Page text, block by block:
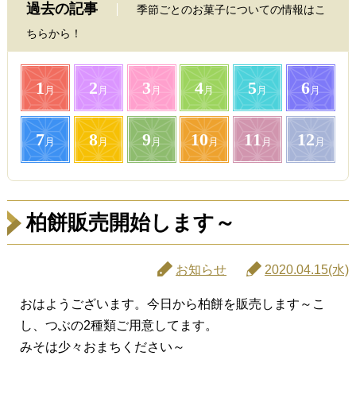
過去の記事
季節ごとのお菓子についての情報はこ
ちらから！
1月 2 月 3 月 4月 5月 6月
7月 8月 9月 10月 11 月 12 月
柏餅販売開始します～
お知らせ 2020.04.15(水)
おはようございます。今日から柏餅を販売します～こ
し、つぶの2種類ご用意してます。
みそは少々おまちください～